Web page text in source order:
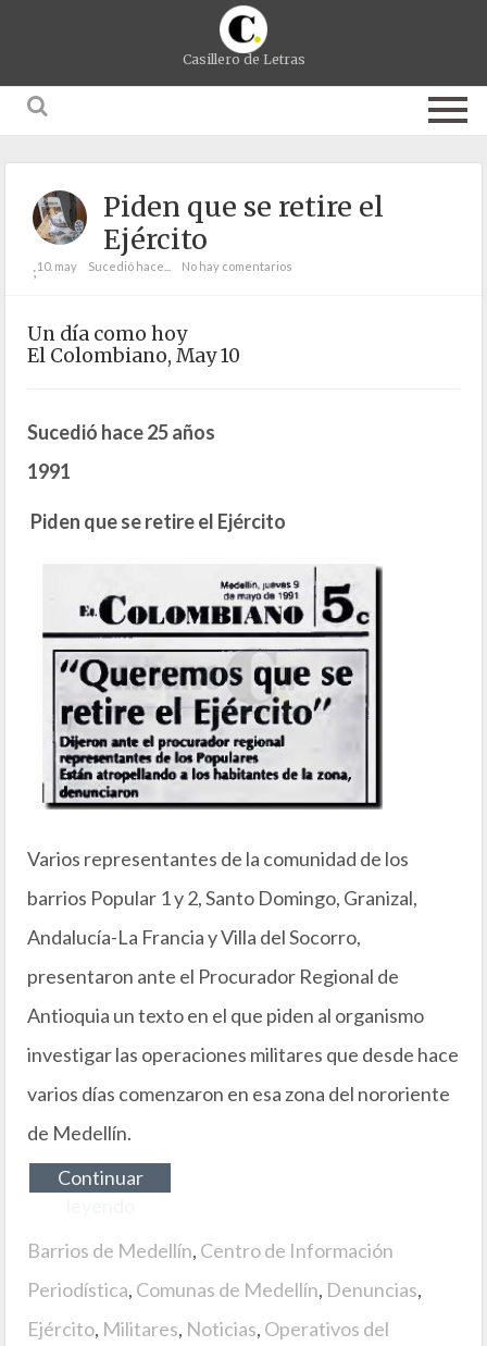
Casillero de Letras
Piden que se retire el
Ejército
;10. may Sucedió hace... No hay comentarios
Un día como hoy
El Colombiano, May 10
Sucedió hace 25 años
1991
Piden que se retire el Ejército
Varios representantes de la comunidad de los
barrios Popular 1 y 2, Santo Domingo, Granizal,
Andalucía-La Francia y Villa del Socorro,
presentaron ante el Procurador Regional de
Antioquia un texto en el que piden al organismo
investigar las operaciones militares que desde hace
varios días comenzaron en esa zona del nororiente
de Medellín.
Continuar
Barrios de Medellín, Centro de Información
Periodística, Comunas de Medellín, Denuncias,
Ejército, Militares, Noticias, Operativos del